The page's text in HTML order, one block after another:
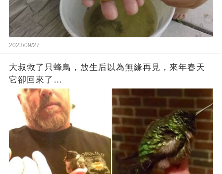
2023/09/27
大叔救了只蜂鳥，放生后以為無緣再見，來年春天
它卻回來了…